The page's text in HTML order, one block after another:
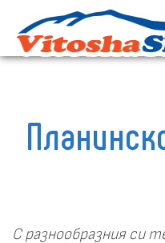
С разнообразния си